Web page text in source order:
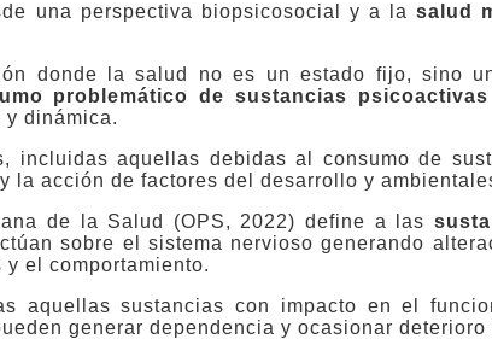
una perspectiva biopsicosocial y a lasalud
donde la salud no es un estado fijo, sino
problemático de sustancias psicoactivas
dinámica.
incluidas aquellas debidas al consumo de
la acción de factores del desarrollo y
de la Salud (OPS, 2022) define a las
sobre el sistema nervioso generando
el comportamiento.
aquellas sustancias con impacto en el
generar dependencia y ocasionar